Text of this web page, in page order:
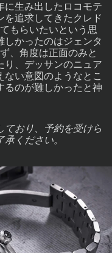
に生み出したロコモテ
を追求してきたクレド
もらいたいという思
しかったのはジェンタ
、角度は正面のみと
り、デッサンのニュア
い意図のようなとこ
るのが難しかったと神
おり、予約を受けら
ください。